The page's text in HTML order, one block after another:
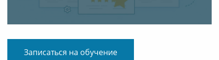
Записаться на обучение